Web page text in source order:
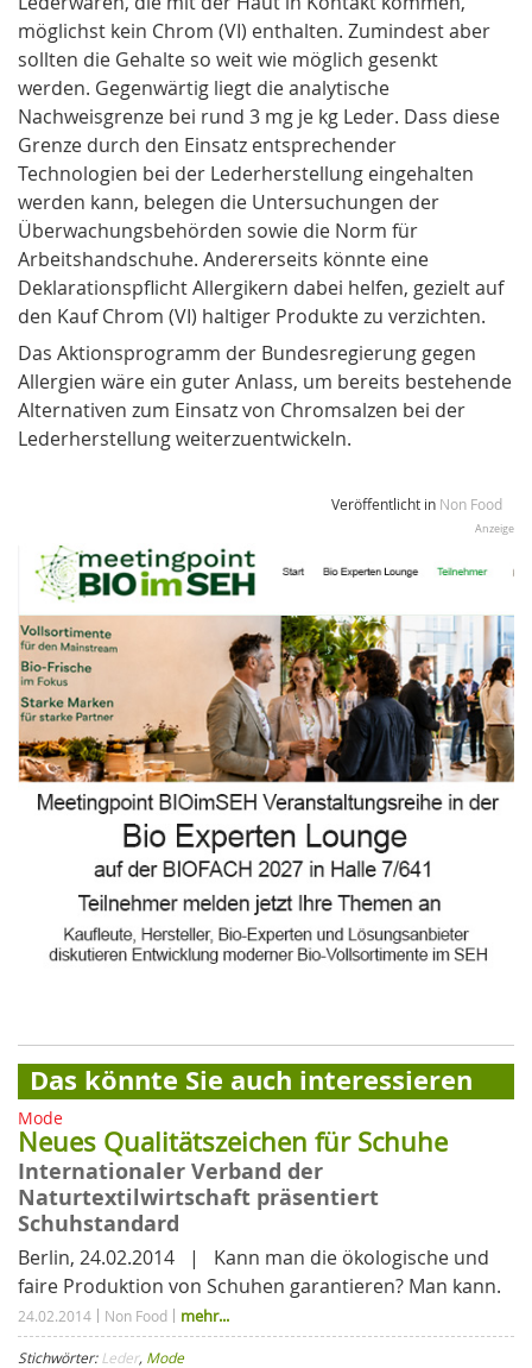
möglichst kein Chrom (VI) enthalten. Zumindest aber
sollten die Gehalte so weit wie möglich gesenkt
werden. Gegenwärtig liegt die analytische
Nachweisgrenze bei rund 3 mg je kg Leder. Dass diese
Grenze durch den Einsatz entsprechender
Technologien bei der Lederherstellung eingehalten
werden kann, belegen die Untersuchungen der
Überwachungsbehörden sowie die Norm für
Arbeitshandschuhe. Andererseits könnte eine
Deklarationspflicht Allergikern dabei helfen, gezielt auf
den Kauf Chrom (VI) haltiger Produkte zu verzichten.
Das Aktionsprogramm der Bundesregierung gegen
Allergien wäre ein guter Anlass, um bereits bestehende
Alternativen zum Einsatz von Chromsalzen bei der
Lederherstellung weiterzuentwickeln.
Veröffentlicht in Non Food
Anzeige
Das könnte Sie auch interessieren
Mode
Neues Qualitätszeichen für Schuhe
Internationaler Verband der
Naturtextilwirtschaft präsentiert
Schuhstandard
Berlin, 24.02.2014 | Kann man die ökologische und
faire Produktion von Schuhen garantieren? Man kann.
24.02.2014 Non Food mehr...
Stichwörter: Leder, Mode